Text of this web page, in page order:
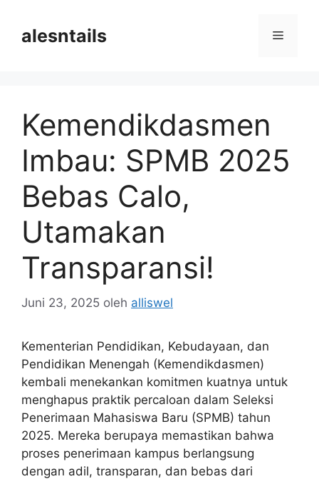
alesntails Menu
Kemendikdasmen
Imbau: SPMB 2025
Bebas Calo,
Utamakan
Transparansi!
Juni 23, 2025 oleh alliswel
Kementerian Pendidikan, Kebudayaan, dan
Pendidikan Menengah (Kemendikdasmen)
kembali menekankan komitmen kuatnya untuk
menghapus praktik percaloan dalam Seleksi
Penerimaan Mahasiswa Baru (SPMB) tahun
2025. Mereka berupaya memastikan bahwa
proses penerimaan kampus berlangsung
dengan adil, transparan, dan bebas dari